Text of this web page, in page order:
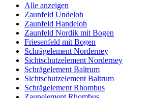
Alle anzeigen
Zaunfeld Undeloh
Zaunfeld Handeloh
Zaunfeld Nordik mit Bogen
Friesenfeld mit Bogen
Schrägelement Norderney
Sichtschutzelement Norderney
Schrägelement Baltrum
Sichtschutzelement Baltrum
Schrägelement Rhombus